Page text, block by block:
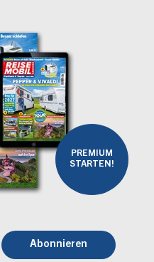
PREMIUM
STARTEN!
Abonnieren